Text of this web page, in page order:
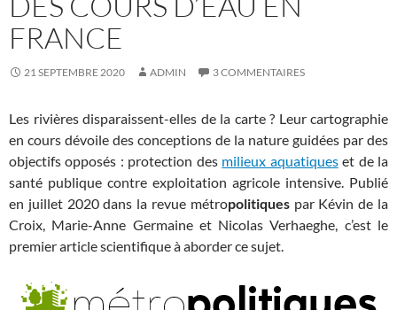
FRANCE
21 SEPTEMBRE 2020 ADMIN 3 COMMENTAIRES
Les rivières disparaissent-elles de la carte ? Leur cartographie
en cours dévoile des conceptions de la nature guidées par des
objectifs opposés : protection des milieux aquatiqueset de la
santé publique contre exploitation agricole intensive. Publié
en juillet 2020 dans la revue métropolitiquespar Kévin de la
Croix, Marie-Anne Germaine et Nicolas Verhaeghe, c’est le
premier article scientifique à aborder ce sujet.